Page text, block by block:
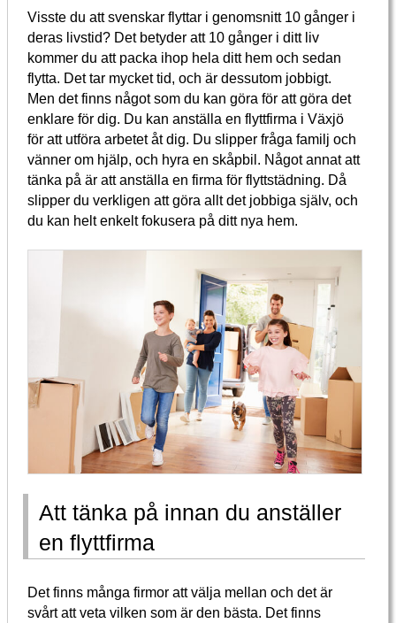
Visste du att svenskar flyttar i genomsnitt 10 gånger i
deras livstid? Det betyder att 10 gånger i ditt liv
kommer du att packa ihop hela ditt hem och sedan
flytta. Det tar mycket tid, och är dessutom jobbigt.
Men det finns något som du kan göra för att göra det
enklare för dig. Du kan anställa en flyttfirma i Växjö
för att utföra arbetet åt dig. Du slipper fråga familj och
vänner om hjälp, och hyra en skåpbil. Något annat att
tänka på är att anställa en firma för flyttstädning. Då
slipper du verkligen att göra allt det jobbiga själv, och
du kan helt enkelt fokusera på ditt nya hem.
Att tänka på innan du anställer
en flyttfirma
Det finns många firmor att välja mellan och det är
svårt att veta vilken som är den bästa. Det finns